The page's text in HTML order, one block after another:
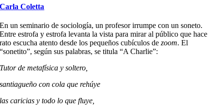
Carla Coletta
En un seminario de sociología, un profesor irrumpe con un soneto.
Entre estrofa y estrofa levanta la vista para mirar al público que hace
rato escucha atento desde los pequeños cubículos dezoom. El
“sonetito”, según sus palabras, se titula “A Charlie”:
Tutor de metafísica y soltero,
santiagueño con cola que rehúye
las caricias y todo lo que fluye,